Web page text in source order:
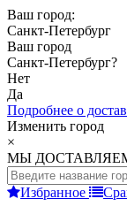
Ваш город:
Санкт-Петербург
Ваш город
Санкт-Петербург?
Нет
Да
Подробнее о
Изменить город
×
МЫ
Избранное